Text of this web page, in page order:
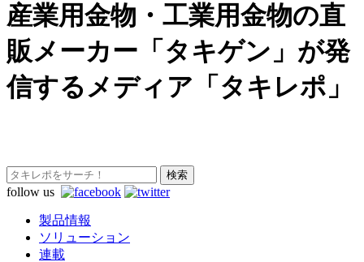
産業用金物・工業用金物の直
販メーカー「タキゲン」が発
信するメディア「タキレポ」
follow us
製品情報
ソリューション
連載